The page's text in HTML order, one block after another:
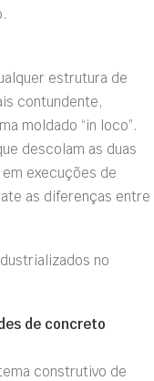
estrutura de
contundente,
moldado “in loco”.
descolam as duas
execuções de
as diferenças entre
no
de concreto
construtivo de